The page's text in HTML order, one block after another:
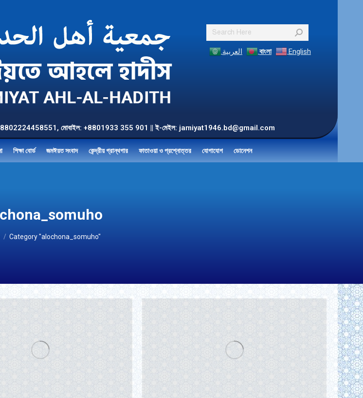
Search:
العربية বাংলা English
ফোন: +8802224458551, মোবাইল: +8801933 355 901 || ই-মেইল: jamiyat1946.bd@gmail.com
শিক্ষা বোর্ড জমঈয়ত সংবাদ কেন্দ্রীয় গ্রান্থগার ফাতাওয়া ও প্রশ্নোত্তর যোগাযোগ ডোনেশন
here:
Category "alochona_somuho"